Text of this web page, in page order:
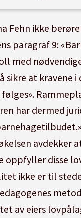
Fehn ikke
paragraf 9:
med
sikre at kravene i
har dermed
avdekker
oppfyller disse
ikke er til
av eiers